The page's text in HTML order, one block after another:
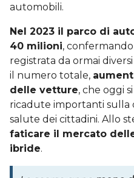
automobili.
Nel 2023 il parco di
40 milioni,
registrata da ormai
il numero totale,
delle vetture, che oggi
ricadute importanti sulla
salute dei cittadini. Allo
faticare il mercato
ibride.